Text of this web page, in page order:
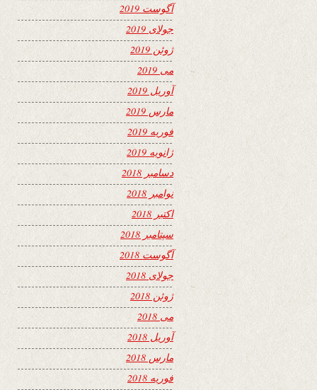
آگوست 2019
جولای 2019
ژوئن 2019
می 2019
آوریل 2019
مارس 2019
فوریه 2019
ژانویه 2019
دسامبر 2018
نوامبر 2018
اکتبر 2018
سپتامبر 2018
آگوست 2018
جولای 2018
ژوئن 2018
می 2018
آوریل 2018
مارس 2018
فوریه 2018